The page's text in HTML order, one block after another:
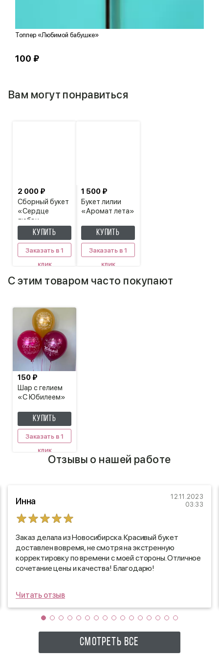
Топпер «Любимой бабушке»
100 ₽
Вам могут понравиться
Сборный букет
«Сердце
любви»
2 000 ₽
КУПИТЬ
Заказать в 1
клик
Букет лилии
«Аромат лета»
1 500 ₽
КУПИТЬ
Заказать в 1
клик
С этим товаром часто покупают
Шар с гелием
«С Юбилеем»
150 ₽
КУПИТЬ
Заказать в 1
клик
Отзывы о нашей работе
Инна
12.11.2023
03:33
Заказ делала из Новосибирска. Красивый букет
доставлен вовремя, не смотря на экстренную
корректировку по времени с моей стороны. Отличное
сочетание цены и качества! Благодарю!
Читать отзыв
СМОТРЕТЬ ВСЕ